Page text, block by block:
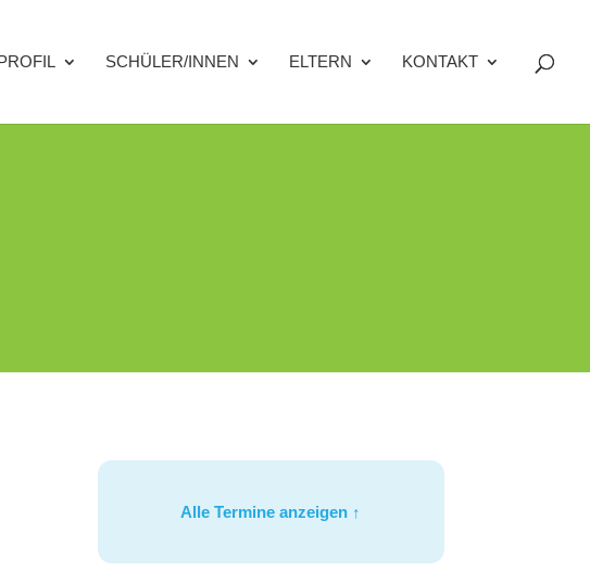
SCHÜLER/INNEN ELTERN KONTAKT
Alle Termine anzeigen ↑